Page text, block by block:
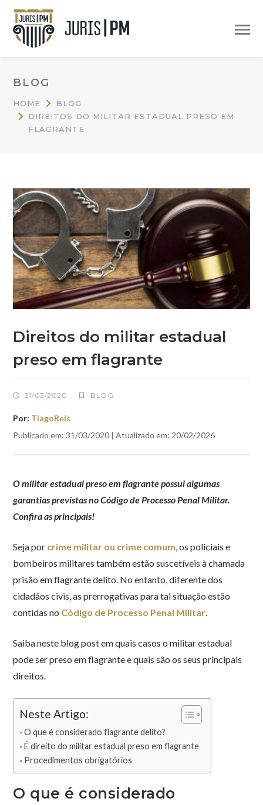
BLOG
HOME
BLOG
DIREITOS DO MILITAR ESTADUAL PRESO EM
FLAGRANTE
Direitos do militar estadual
preso em flagrante
31/03/2020 BLOG
Por: TiagoReis
Publicado em: 31/03/2020 | Atualizado em: 20/02/2026
O militar estadual preso em flagrante possui algumas
garantias previstas no Código de Processo Penal Militar.
Confira as principais!
Seja por crime militar ou crime comum , os policiais e
bombeiros militares também estão suscetíveis à chamada
prisão em flagrante delito. No entanto, diferente dos
cidadãos civis, as prerrogativas para tal situação estão
contidas no Código de Processo Penal Militar
Saiba neste blog post em quais casos o militar estadual
pode ser preso em flagrante e quais são os seus principais
direitos.
Neste Artigo:
O que é considerado flagrante delito?
É direito do militar estadual preso em flagrante
Procedimentos obrigatórios
O que é considerado